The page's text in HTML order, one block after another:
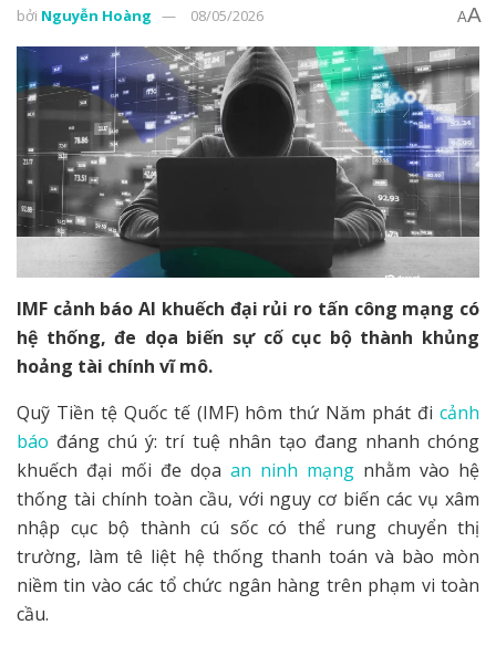
bởi Nguyễn Hoàng 08/05/2026 AA
IMF cảnh báo AI khuếch đại rủi ro tấn công mạng có
hệ thống, đe dọa biến sự cố cục bộ thành khủng
hoảng tài chính vĩ mô.
Quỹ Tiền tệ Quốc tế (IMF) hôm thứ Năm phát đi cảnh
báo đáng chú ý: trí tuệ nhân tạo đang nhanh chóng
khuếch đại mối đe dọa an ninh mạng nhằm vào hệ
thống tài chính toàn cầu, với nguy cơ biến các vụ xâm
nhập cục bộ thành cú sốc có thể rung chuyển thị
trường, làm tê liệt hệ thống thanh toán và bào mòn
niềm tin vào các tổ chức ngân hàng trên phạm vi toàn
cầu.